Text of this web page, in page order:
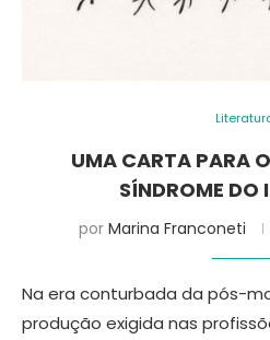
UMA CARTA PARA
SÍNDROME DO
por Marina Franconeti
Na era conturbada da pós-
produção exigida nas